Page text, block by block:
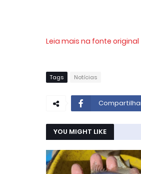
Leia mais na fonte original
Tags Notícias
YOU MIGHT LIKE